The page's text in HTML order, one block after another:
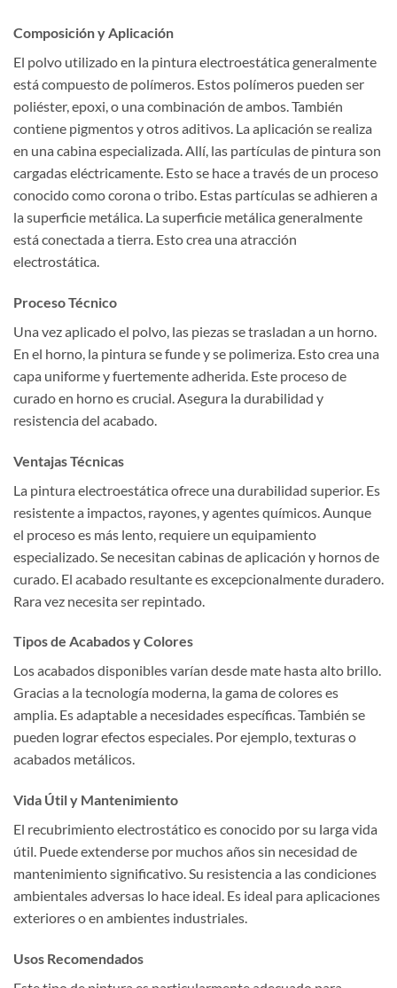
Composición y Aplicación
El polvo utilizado en la pintura electroestática generalmente
está compuesto de polímeros. Estos polímeros pueden ser
poliéster, epoxi, o una combinación de ambos. También
contiene pigmentos y otros aditivos. La aplicación se realiza
en una cabina especializada. Allí, las partículas de pintura son
cargadas eléctricamente. Esto se hace a través de un proceso
conocido como corona o tribo. Estas partículas se adhieren a
la superficie metálica. La superficie metálica generalmente
está conectada a tierra. Esto crea una atracción
electrostática.
Proceso Técnico
Una vez aplicado el polvo, las piezas se trasladan a un horno.
En el horno, la pintura se funde y se polimeriza. Esto crea una
capa uniforme y fuertemente adherida. Este proceso de
curado en horno es crucial. Asegura la durabilidad y
resistencia del acabado.
Ventajas Técnicas
La pintura electroestática ofrece una durabilidad superior. Es
resistente a impactos, rayones, y agentes químicos. Aunque
el proceso es más lento, requiere un equipamiento
especializado. Se necesitan cabinas de aplicación y hornos de
curado. El acabado resultante es excepcionalmente duradero.
Rara vez necesita ser repintado.
Tipos de Acabados y Colores
Los acabados disponibles varían desde mate hasta alto brillo.
Gracias a la tecnología moderna, la gama de colores es
amplia. Es adaptable a necesidades específicas. También se
pueden lograr efectos especiales. Por ejemplo, texturas o
acabados metálicos.
Vida Útil y Mantenimiento
El recubrimiento electrostático es conocido por su larga vida
útil. Puede extenderse por muchos años sin necesidad de
mantenimiento significativo. Su resistencia a las condiciones
ambientales adversas lo hace ideal. Es ideal para aplicaciones
exteriores o en ambientes industriales.
Usos Recomendados